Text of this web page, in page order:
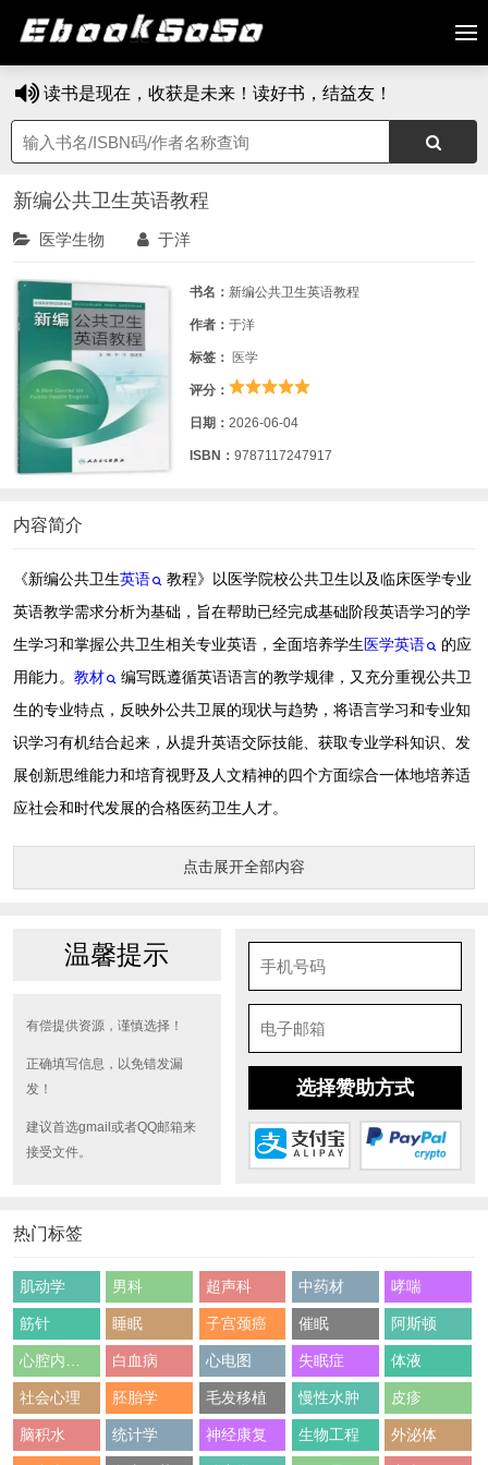
读书是现在，收获是未来！读好书，结益友！
新编公共卫生英语教程
医学生物 于洋
书名： 新编公共卫生英语教程
作者： 于洋
标签： 医学
评分：
日期： 2026-06-04
ISBN： 9787117247917
内容简介
《新编公共卫生英语
教程》以医学院校公共卫生以及临床医学专业
英语教学需求分析为基础，旨在帮助已经完成基础阶段英语学习的学
生学习和掌握公共卫生相关专业英语，全面培养学生医学英语
的应
用能力。 教材
编写既遵循英语语言的教学规律，又充分重视公共卫
生的专业特点，反映外公共卫展的现状与趋势，将语言学习和专业知
识学习有机结合起来，从提升英语交际技能、获取专业学科知识、发
展创新思维能力和培育视野及人文精神的四个方面综合一体地培养适
应社会和时代发展的合格医药卫生人才。
点击展开全部内容
温馨提示
有偿提供资源，谨慎选择！
正确填写信息，以免错发漏
发！
建议首选gmail或者QQ邮箱来
接受文件。
选择赞助方式
热门标签
肌动学 男科 超声科 中药材 哮喘
筋针 睡眠 子宫颈癌 催眠 阿斯顿
白血病 心电图 失眠症 体液
社会心理 胚胎学 毛发移植 慢性水肿 皮疹
脑积水 统计学 神经康复 生物工程 外泌体